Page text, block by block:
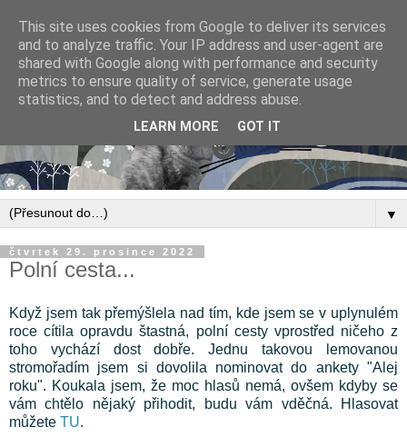
▼
čtvrtek 29. prosince 2022
Polní cesta...
Když jsem tak přemýšlela nad tím, kde jsem se v uplynulém
roce cítila opravdu štastná, polní cesty vprostřed ničeho z
toho vychází dost dobře. Jednu takovou lemovanou
stromořadím jsem si dovolila nominovat do ankety "Alej
roku". Koukala jsem, že moc hlasů nemá, ovšem kdyby se
vám chtělo nějaký přihodit, budu vám vděčná. Hlasovat
můžete TU.
This site uses cookies from Google to deliver its services
and to analyze traffic. Your IP address and user-agent are
shared with Google along with performance and security
metrics to ensure quality of service, generate usage
statistics, and to detect and address abuse.
LEARN MORE GOT IT